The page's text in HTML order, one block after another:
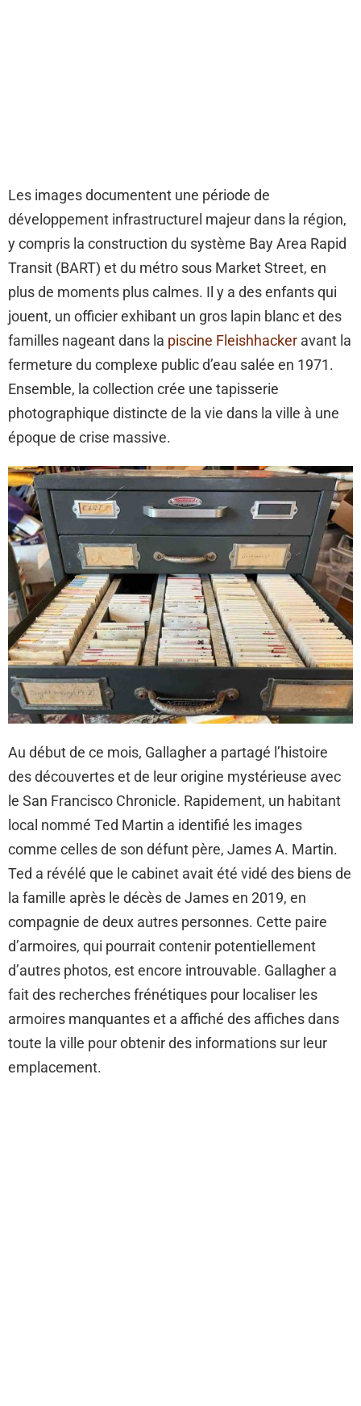
Les images documentent une période de
développement infrastructurel majeur dans la région,
y compris la construction du système Bay Area Rapid
Transit (BART) et du métro sous Market Street, en
plus de moments plus calmes. Il y a des enfants qui
jouent, un officier exhibant un gros lapin blanc et des
familles nageant dans la piscine Fleishhacker avant la
fermeture du complexe public d’eau salée en 1971.
Ensemble, la collection crée une tapisserie
photographique distincte de la vie dans la ville à une
époque de crise massive.
Au début de ce mois, Gallagher a partagé l’histoire
des découvertes et de leur origine mystérieuse avec
le San Francisco Chronicle. Rapidement, un habitant
local nommé Ted Martin a identifié les images
comme celles de son défunt père, James A. Martin.
Ted a révélé que le cabinet avait été vidé des biens de
la famille après le décès de James en 2019, en
compagnie de deux autres personnes. Cette paire
d’armoires, qui pourrait contenir potentiellement
d’autres photos, est encore introuvable. Gallagher a
fait des recherches frénétiques pour localiser les
armoires manquantes et a affiché des affiches dans
toute la ville pour obtenir des informations sur leur
emplacement.